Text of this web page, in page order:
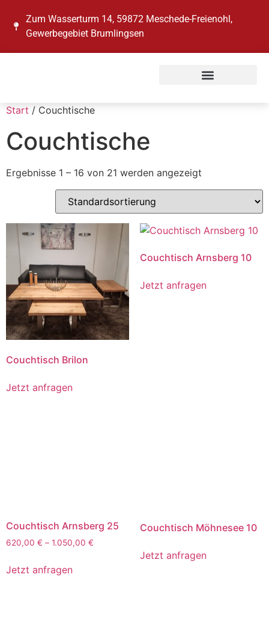
Zum Wasserturm 14, 59872 Meschede-Freienohl,
Gewerbegebiet Brumlingsen
Start / Couchtische
Couchtische
Ergebnisse 1 – 16 von 21 werden angezeigt
Couchtisch Brilon
Jetzt anfragen
Couchtisch Arnsberg 10
Jetzt anfragen
Couchtisch Arnsberg 25
620,00 € – 1.050,00 €
Jetzt anfragen
Couchtisch Möhnesee 10
Jetzt anfragen